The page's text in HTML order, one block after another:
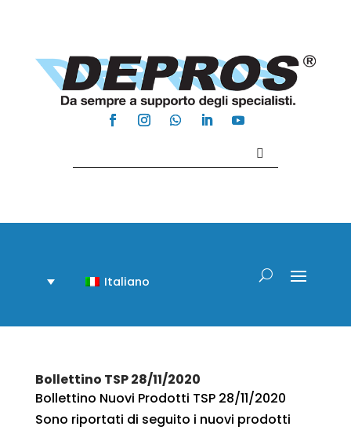
Italiano
Bollettino TSP 28/11/2020
Bollettino Nuovi Prodotti TSP 28/11/2020
Sono riportati di seguito i nuovi prodotti